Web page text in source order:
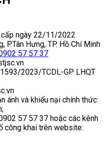
ngày 22/11/2022
Hưng, TP. Hồ Chí Minh
57 57 37
2023/TCDL-GP LHQT
ánh và khiếu nại chính thức:
57 57 37 hoặc các kênh
công khai trên website: